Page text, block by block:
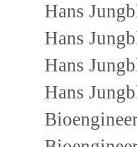
Hans
Hans
Hans
Hans